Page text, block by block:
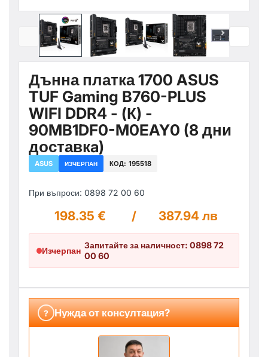
Дънна платка 1700 ASUS
TUF Gaming B760-PLUS
WIFI DDR4 - (К) -
90MB1DF0-M0EAY0 (8 дни
доставкa)
ASUS ИЗЧЕРПАН КОД: 195518
При въпроси: 0898 72 00 60
198.35 € / 387.94 лв
Изчерпан
Запитайте за наличност: 0898 72
00 60
? Нужда от консултация?